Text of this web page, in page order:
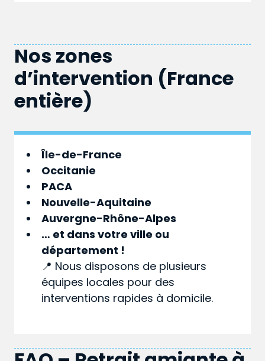
Nos zones
d’intervention (France
entière)
Île-de-France
Occitanie
PACA
Nouvelle-Aquitaine
Auvergne-Rhône-Alpes
… et dans votreville ou
département !
📍 Nous disposons de plusieurs
équipes locales pour des
interventions rapides à domicile.